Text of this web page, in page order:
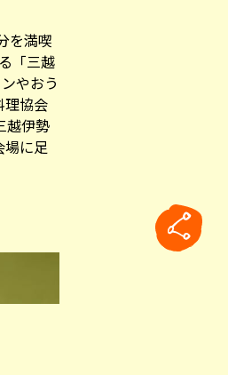
を満喫
「三越
やおう
理協会
越伊勢
場に足